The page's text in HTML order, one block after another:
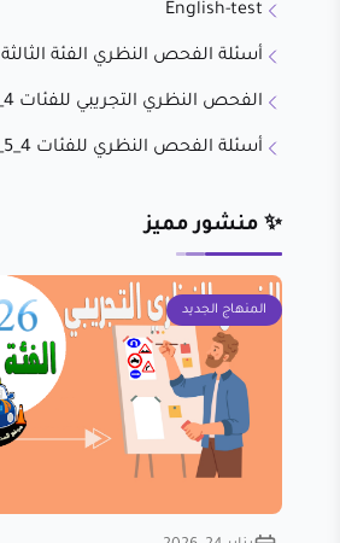
English-test
أسئلة الفحص النظري الفئة الثالثة
الفحص النظري التجريبي للفئات 4_5_6
أسئلة الفحص النظري للفئات 4_5_6
✨ منشور مميز
المنهاج الجديد